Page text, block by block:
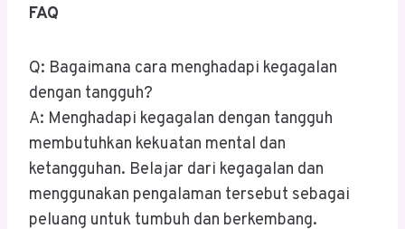
FAQ
Q: Bagaimana cara menghadapi kegagalan
dengan tangguh?
A: Menghadapi kegagalan dengan tangguh
membutuhkan kekuatan mental dan
ketangguhan. Belajar dari kegagalan dan
menggunakan pengalaman tersebut sebagai
peluang untuk tumbuh dan berkembang.